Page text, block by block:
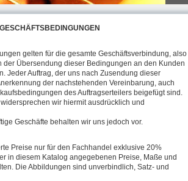
gelten für die gesamte Geschäftsverbindung, also
der Übersendung dieser Bedingungen an den Kunden
Jeder Auftrag, der uns nach Zusendung dieser
der nachstehenden Vereinbarung, auch
des Auftragserteilers beigefügt sind.
wir hiermit ausdrücklich und
Geschäfte behalten wir uns jedoch vor.
Preise nur für den Fachhandel exklusive 20%
in diesem Katalog angegebenen Preise, Maße und
Die Abbildungen sind unverbindlich, Satz- und